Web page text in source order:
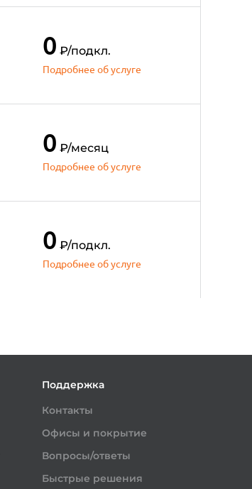
0 ₽/подкл.
Подробнее об услуге
0 ₽/месяц
Подробнее об услуге
0 ₽/подкл.
Подробнее об услуге
Поддержка
Контакты
Офисы и покрытие
Вопросы/ответы
Быстрые решения